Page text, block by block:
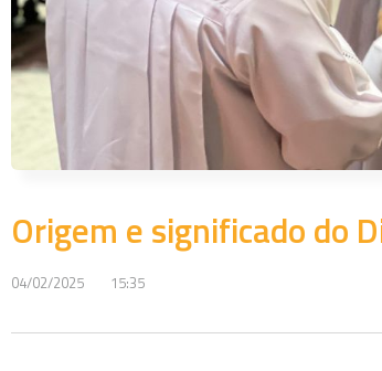
Origem e significado do
04/02/2025 15:35